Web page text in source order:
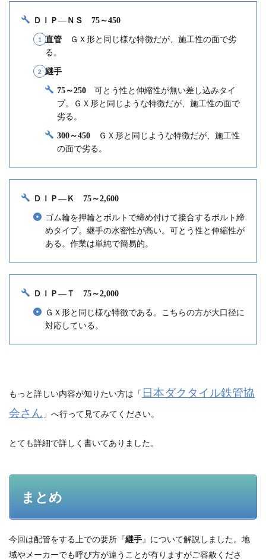
ＤＩＰ―ＮＳ 75～450
直管 ＧＸ形と同じ様な特徴だが、 施工性の面で劣
る。
継手
75～250
可とう性と伸縮性が無い差し込みタイ
プ。ＧＸ形と同じような特徴だが、 施工性の面で
劣る。
300～450 ＧＸ形と同じような特徴だが、 施工性
の面で劣る。
ＤＩＰ―Ｋ 75～2,600
ゴム輪を押輪とボルトで締め付けて接合するボルト締
めタイプ。継手の水密性が高い。可とう性と伸縮性が
ある。 作業は単純で簡易的。
ＤＩＰ―Ｔ 75～2,000
ＧＸ形と同じ様な特徴である。 こちらの方が大口径に
対応している。
もっと詳しい内容が知りたい方は「 日本ダクタイル鉄管協
会さん 」へ行って見てみてください。
とても詳細で詳しく書いてありました。
まとめ
今回は配管をする上での要所『継手』について解説しました。地
域やメーカーでも呼び方が違うことが有りますがご容赦くださ